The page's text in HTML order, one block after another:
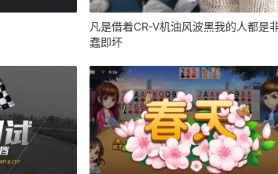
凡是借着CR-V机油风波黑我的人都是
蠢即坏